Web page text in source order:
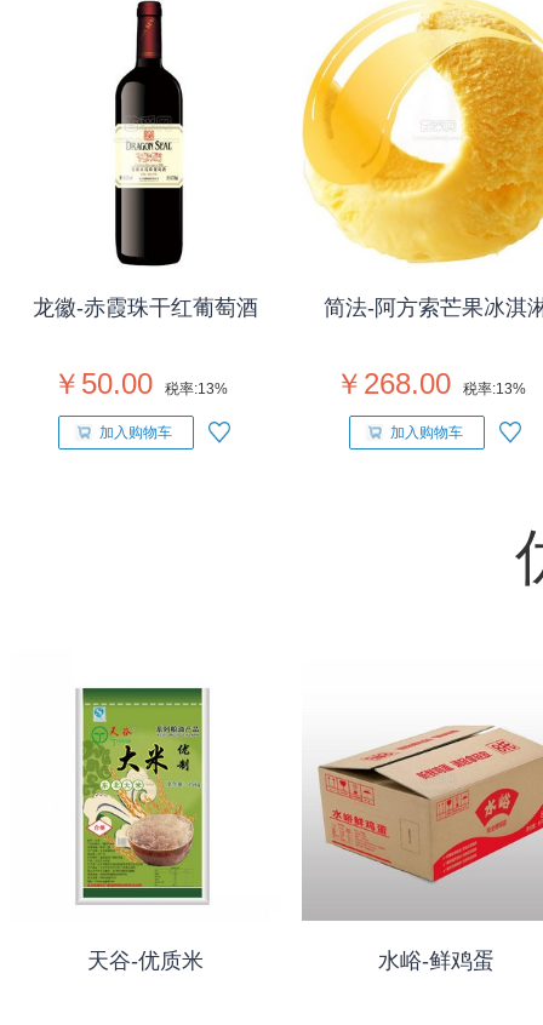
龙徽-赤霞珠干红葡萄酒
￥50.00 税率:13%
加入购物车
简法-阿方索芒果冰淇
￥268.00 税率:13%
加入购物车
天谷-优质米 水峪-鲜鸡蛋